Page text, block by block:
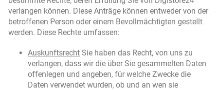
verlangen können. Diese Anträge können entweder von der
betroffenen Person oder einem Bevollmächtigten gestellt
werden. Diese Rechte umfassen:
Auskunftsrecht Sie haben das Recht, von uns zu
verlangen, dass wir die über Sie gesammelten Daten
offenlegen und angeben, für welche Zwecke die
Daten verwendet wurden, ob und an wen sie